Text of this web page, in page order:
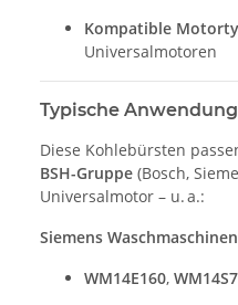
Kompatible
Universalmotoren
Typische
Diese Kohlebürsten
BSH-Gruppe (Bosch,
Universalmotor – u. a.:
Siemens
WM14E160,